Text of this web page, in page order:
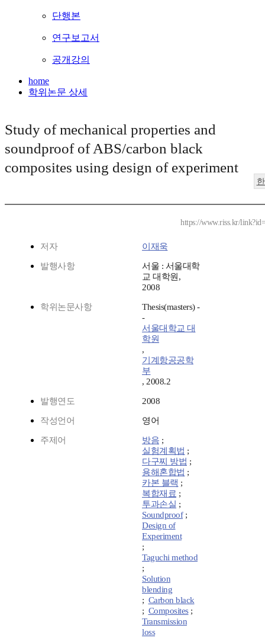
단행본
연구보고서
공개강의
home
학위논문 상세
Study of mechanical properties and
soundproof of ABS/carbon black
composites using design of experiment
https://www.riss.kr/
저자 이재욱
발행사항
서울 : 서울대학
교 대학원,
2008
학위논문사항
Thesis(masters) -
-
서울대학교 대
학원
,
기계항공공학
부
, 2008.2
발행연도 2008
작성언어 영어
주제어 방음 ;
실험계획법 ;
다구찌 방법 ;
용해혼합법 ;
카본 블랙 ;
복합재료 ;
투과손실 ;
Soundproof;
Design of
Experiment
;
Taguchi method
;
Solution
blending
; Carbon black
; Composites;
Transmission
loss